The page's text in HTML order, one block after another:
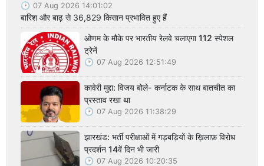
07 Aug 2026 14:01:02
बारिश और बाढ़ से 36,829 किसान प्रभावित हुए हैं
ओणम के मौके पर भारतीय रेलवे चलाएगा 112 स्पेशल
ट्रेनें
07 Aug 2026 12:51:49
कावेरी मुद्दा: विजय बोले- कर्नाटक के साथ बातचीत का
प्रस्ताव रखा था
07 Aug 2026 11:38:29
झारखंड: भर्ती परीक्षाओं में गड़बड़ियों के ख़िलाफ़ विरोध
प्रदर्शन 14वें दिन भी जारी
07 Aug 2026 10:20:35